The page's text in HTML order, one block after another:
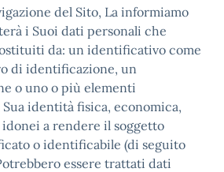
del Sito, La informiamo
i Suoi dati personali che
da: un identificativo come
di identificazione, un
o uno o più elementi
identità fisica, economica,
a rendere il soggetto
o identificabile (di seguito
essere trattati dati